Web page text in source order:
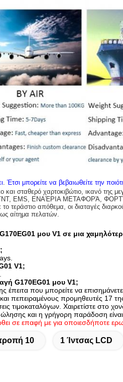
. Έτσι μπορείτε να βεβαιωθείτε την
και σταθερό χαρτοκιβώτιο, ικανό της
TNT, EMS, ΕΝΑΈΡΙΑ ΜΕΤΑΦΟΡΆ,
τεράστιο απόθεμα, οι διαταγές
αίτημα πελατών.
μου V1 σε μια
V1;
G170EG01 μου V1;
που μπορείτε να
πεπειραμένους προμηθευτές
τιμοκαταλόγων. Χαιρετίστε στο
και η γρήγορη παράδοση είναι
σε επαφή με για οποιεσδήποτε
10 1 Ίντσας LCD